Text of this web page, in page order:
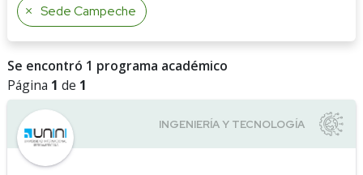
Sede Campeche
Se encontró 1 programa académico
Página 1 de 1